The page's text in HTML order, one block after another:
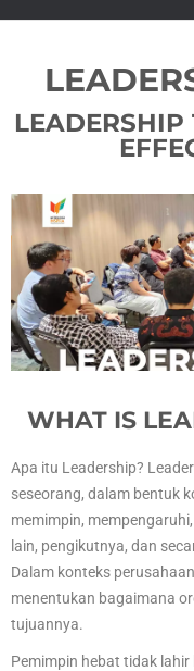
WHAT IS
Apa itu Leadership?
seseorang, dalam bentuk
memimpin,
lain, pengikutnya, dan
Dalam konteks
menentukan bagaimana
tujuannya.
Pemimpin hebat tidak